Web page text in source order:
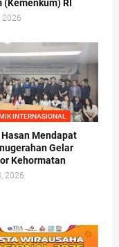
(Kemenkum) RI
2026
INTERNASIONAL
Mendapat
Gelar
Kehormatan
2026